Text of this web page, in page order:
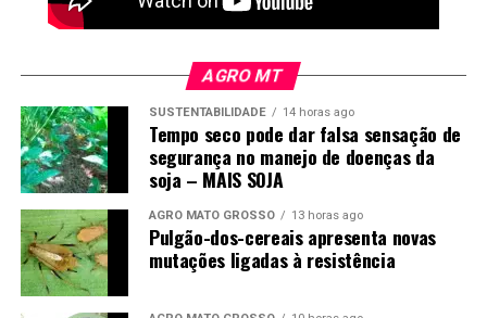
AGRO MT
SUSTENTABILIDADE 14 horas ago
Tempo seco pode dar falsa sensação de
segurança no manejo de doenças da
soja – MAIS SOJA
AGRO MATO GROSSO 13 horas ago
Pulgão-dos-cereais apresenta novas
mutações ligadas à resistência